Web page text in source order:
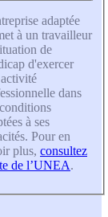
adaptée
à un travailleur
de
d'exercer
dans
à ses
Pour en
plus, consultez
de l’UNEA.